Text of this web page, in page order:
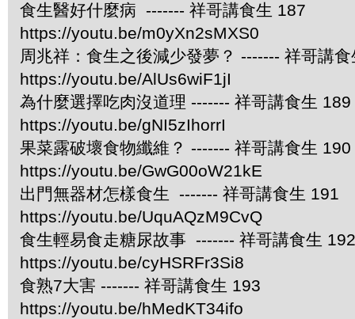
食生醫好什麼病 ------- 祥哥講食生 187
https://youtu.be/m0yXn2sMXS0
周兆祥：食生之後減少發夢？ ------- 祥哥講
https://youtu.be/AlUs6wiF1jI
為什麼選擇吃肉沒道理 ------- 祥哥講食生 189
https://youtu.be/gNI5zIhorrI
果菜露破壞食物纖維？ ------- 祥哥講食生 190
https://youtu.be/GwG00oW21kE
出門無器材怎樣食生 ------- 祥哥講食生 191
https://youtu.be/UquAQzM9CvQ
食生輕易食走糖尿故事 ------- 祥哥講食生 192
https://youtu.be/cyHSRFr3Si8
食熟7大害 ------- 祥哥講食生 193
https://youtu.be/hMedKT34ifo